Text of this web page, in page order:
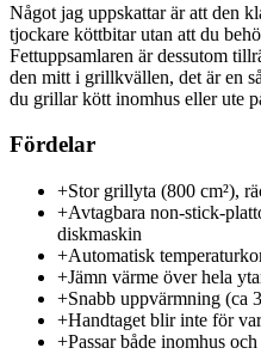
Något jag uppskattar är att den
tjockare köttbitar utan att du
Fettuppsamlaren är dessutom
den mitt i grillkvällen, det är en
du grillar kött inomhus eller ute
Fördelar
+Stor grillyta (800 cm²),
+Avtagbara non-stick-
diskmaskin
+Automatisk
+Jämn värme över hela
+Snabb uppvärmning (ca
+Handtaget blir inte för
+Passar både inomhus